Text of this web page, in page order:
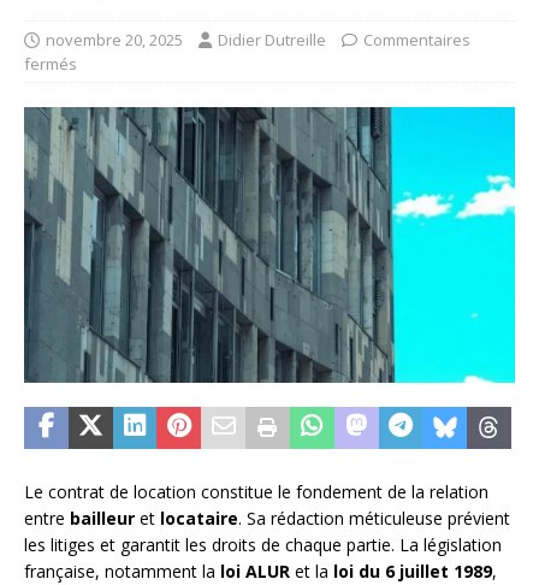
novembre 20, 2025 Didier Dutreille
Commentaires
fermés
Le contrat de location constitue le fondement de la relation
entre bailleur et locataire. Sa rédaction méticuleuse prévient
les litiges et garantit les droits de chaque partie. La législation
française, notamment la loi ALUR et la loi du 6 juillet 1989,